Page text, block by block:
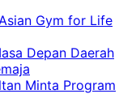
Gym for Life
Depan Daerah
Minta Program